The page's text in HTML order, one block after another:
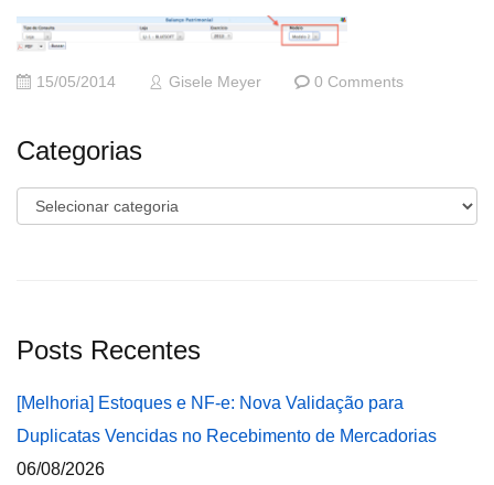
15/05/2014 Gisele Meyer 0 Comments
Categorias
Categorias
Posts Recentes
[Melhoria] Estoques e NF-e: Nova Validação para
Duplicatas Vencidas no Recebimento de Mercadorias
06/08/2026